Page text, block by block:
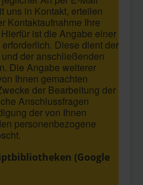
uns in Kontakt, erteilen
Kontaktaufnahme Ihre
ist die Angabe einer
Diese dient der
der anschließenden
Die Angabe weiterer
Ihnen gemachten
der Bearbeitung der
Anschlussfragen
der von Ihnen
personenbezogene
(Google